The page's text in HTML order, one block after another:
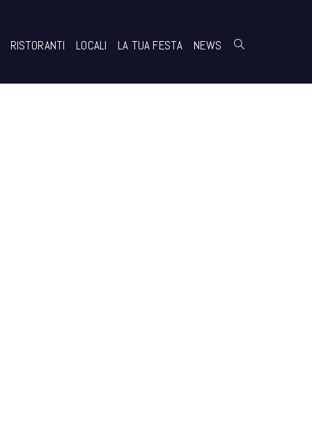
RISTORANTI LOCALI LA TUA FESTA NEWS